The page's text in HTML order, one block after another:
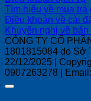
Tìm hiểu về mua trả
Điều khoản về cài
Khuyến nghị về
CÔNG TY CỔ
1801815084 do Sở
22/12/2025 |
0907263278 |